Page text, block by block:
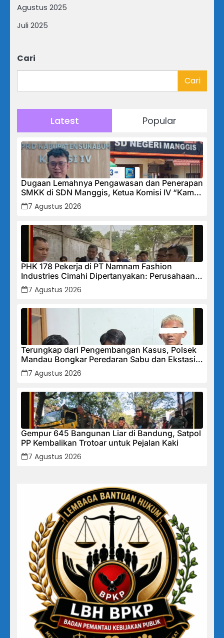
Agustus 2025
Juli 2025
Cari
Cari
Latest Popular
Dugaan Lemahnya Pengawasan dan Penerapan
SMKK di SDN Manggis, Ketua Komisi IV “Kami
Tidak Akan Segan Menindak”
7 Agustus 2026
PHK 178 Pekerja di PT Namnam Fashion
Industries Cimahi Dipertanyakan: Perusahaan
Klaim Rugi, Laporan Keuangan Justru
Tunjukkan Penurunan Laba.
7 Agustus 2026
Terungkap dari Pengembangan Kasus, Polsek
Mandau Bongkar Peredaran Sabu dan Ekstasi
di Air Jamban, Tiga Pelaku Diamankan
7 Agustus 2026
Gempur 645 Bangunan Liar di Bandung, Satpol
PP Kembalikan Trotoar untuk Pejalan Kaki
7 Agustus 2026